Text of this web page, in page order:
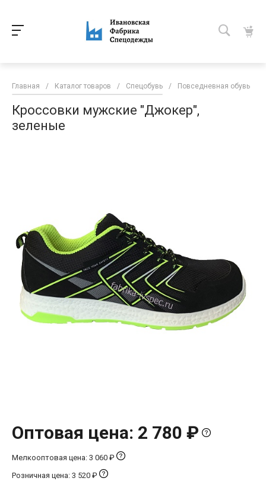
Главная / Каталог товаров / Спецобувь / Повседневная обувь
Кроссовки мужские "Джокер",
зеленые
Оптовая цена: 2 780 ₽
Мелкооптовая цена: 3 060 ₽
Розничная цена: 3 520 ₽